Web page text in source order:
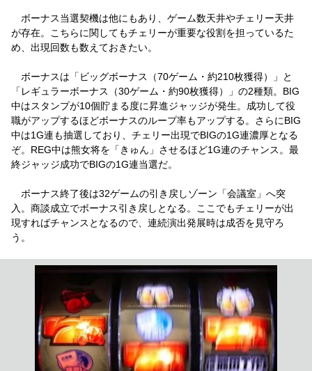
ボーナス当選契機は他にもあり、ゲーム数天井やチェリー天井
が存在。こちらに関してもチェリーが重要な役割を担っているた
め、出現回数も数えておきたい。
ボーナスは「ビッグボーナス（70ゲーム・約210枚獲得）」と
「レギュラーボーナス（30ゲーム・約90枚獲得）」の2種類。BIG
中はスタンプが10個貯まる度に昇進ジャッジが発生。成功して役
職がアップするほどボーナスのループ率もアップする。さらにBIG
中は1G連も抽選しており、チェリー出現でBIGの1G連濃厚となる
ぞ。REG中は熊女将を「きゅん」させるほど1G連のチャンス。最
終ジャッジ成功でBIGの1G連当選だ。
ボーナス終了後は32ゲームの引き戻しゾーン「会議室」へ突
入。商談成立でボーナス引き戻しとなる。ここでもチェリーが出
現すればチャンスとなるので、連続演出発展時は成否を見守ろ
う。